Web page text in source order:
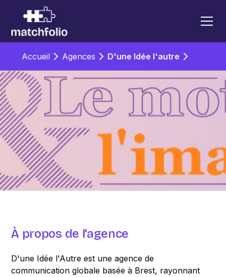
Accueil Agences D'une Idée l'autre
À propos de l'agence
D'une Idée l'Autre est une agence de
communication globale basée à Brest, rayonnant